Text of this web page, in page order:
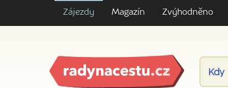
Zájezdy Magazín Zvýhodněno